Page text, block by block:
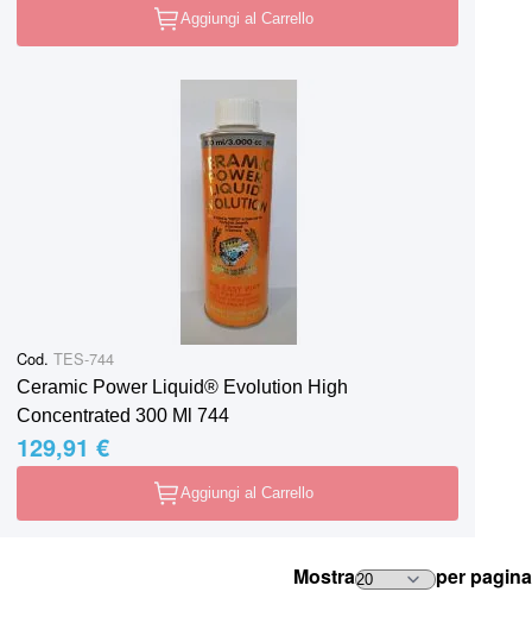
Aggiungi al Carrello
Cod. TES-744
Ceramic Power Liquid® Evolution High
Concentrated 300 Ml 744
129,91 €
Aggiungi al Carrello
Mostra per pagina